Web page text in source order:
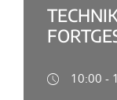
10:00 -